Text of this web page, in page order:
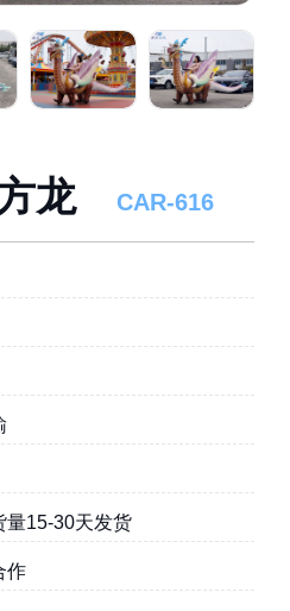
龙 CAR-616
量15-30天发货
作